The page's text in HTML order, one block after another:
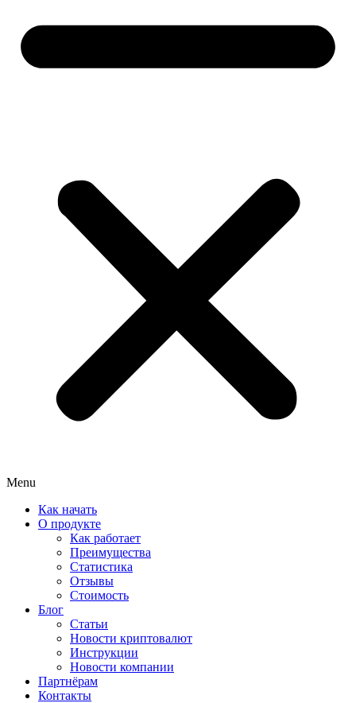
Menu
Как начать
О продукте
Как работает
Преимущества
Статистика
Отзывы
Стоимость
Блог
Статьи
Новости криптовалют
Инструкции
Новости компании
Партнёрам
Контакты